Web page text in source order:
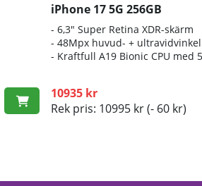
iPhone 17 5G 256GB
- 6,3" Super Retina XDR-skärm
- 48Mpx huvud- +
- Kraftfull A19 Bionic CPU med
10935 kr
Rek pris: 10995 kr(- 60 kr)